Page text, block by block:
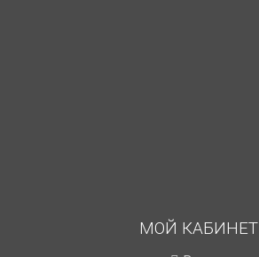
МОЙ КАБИНЕТ